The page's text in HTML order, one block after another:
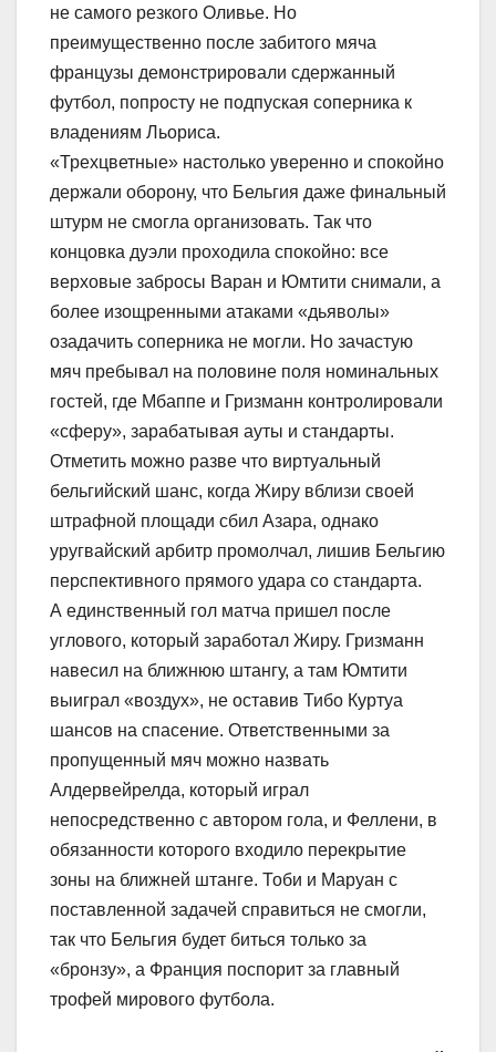
не самого резкого Оливье. Но
преимущественно после забитого мяча
французы демонстрировали сдержанный
футбол, попросту не подпуская соперника к
владениям Льориса.
«Трехцветные» настолько уверенно и спокойно
держали оборону, что Бельгия даже финальный
штурм не смогла организовать. Так что
концовка дуэли проходила спокойно: все
верховые забросы Варан и Юмтити снимали, а
более изощренными атаками «дьяволы»
озадачить соперника не могли. Но зачастую
мяч пребывал на половине поля номинальных
гостей, где Мбаппе и Гризманн контролировали
«сферу», зарабатывая ауты и стандарты.
Отметить можно разве что виртуальный
бельгийский шанс, когда Жиру вблизи своей
штрафной площади сбил Азара, однако
уругвайский арбитр промолчал, лишив Бельгию
перспективного прямого удара со стандарта.
А единственный гол матча пришел после
углового, который заработал Жиру. Гризманн
навесил на ближнюю штангу, а там Юмтити
выиграл «воздух», не оставив Тибо Куртуа
шансов на спасение. Ответственными за
пропущенный мяч можно назвать
Алдервейрелда, который играл
непосредственно с автором гола, и Феллени, в
обязанности которого входило перекрытие
зоны на ближней штанге. Тоби и Маруан с
поставленной задачей справиться не смогли,
так что Бельгия будет биться только за
«бронзу», а Франция поспорит за главный
трофей мирового футбола.